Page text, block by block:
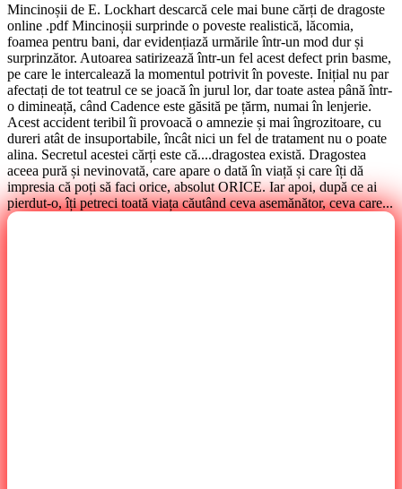
Mincinoșii de E. Lockhart descarcă cele mai bune cărți de dragoste
online .pdf Mincinoșii surprinde o poveste realistică, lăcomia,
foamea pentru bani, dar evidențiază urmările într-un mod dur și
surprinzător. Autoarea satirizează într-un fel acest defect prin basme,
pe care le intercalează la momentul potrivit în poveste. Inițial nu par
afectați de tot teatrul ce se joacă în jurul lor, dar toate astea până într-
o dimineață, când Cadence este găsită pe țărm, numai în lenjerie.
Acest accident teribil îi provoacă o amnezie și mai îngrozitoare, cu
dureri atât de insuportabile, încât nici un fel de tratament nu o poate
alina. Secretul acestei cărți este că....dragostea există. Dragostea
aceea pură și nevinovată, care apare o dată în viață și care îți dă
impresia că poți să faci orice, absolut ORICE. Iar apoi, după ce ai
pierdut-o, îți petreci toată viața căutând ceva asemănător, ceva care...